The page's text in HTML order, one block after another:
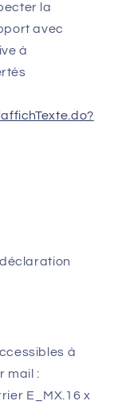
la
avec
à
déclaration
à
mail :
E_MX.16 x